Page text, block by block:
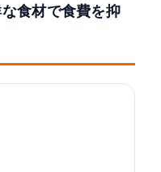
食材で食費を抑